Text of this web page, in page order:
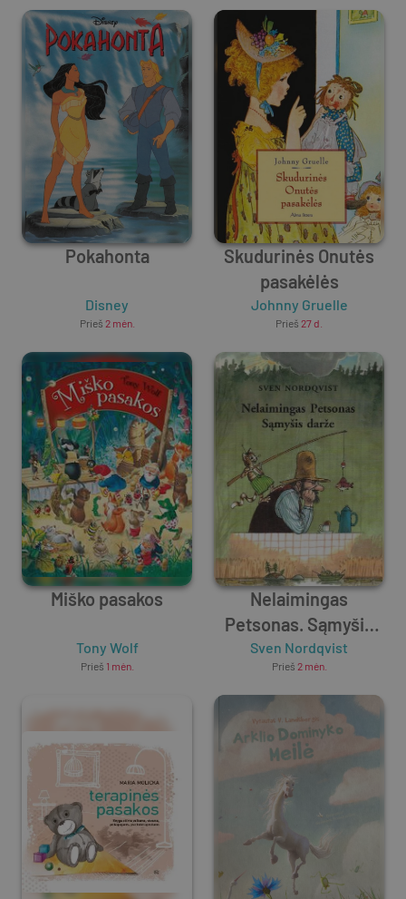
Pokahonta
Disney
Prieš 2 mėn.
Skudurinės Onutės
pasakėlės
Johnny Gruelle
Prieš 27 d.
Miško pasakos
Tony Wolf
Prieš 1 mėn.
Nelaimingas
Petsonas. Sąmyšis
darže
Sven Nordqvist
Prieš 2 mėn.